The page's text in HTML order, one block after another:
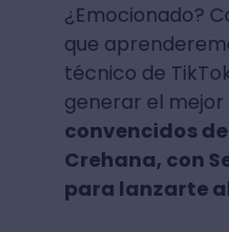
¿Emocionado?
que
técnico de
generar el
convencidos
Crehana, con
para lanzarte